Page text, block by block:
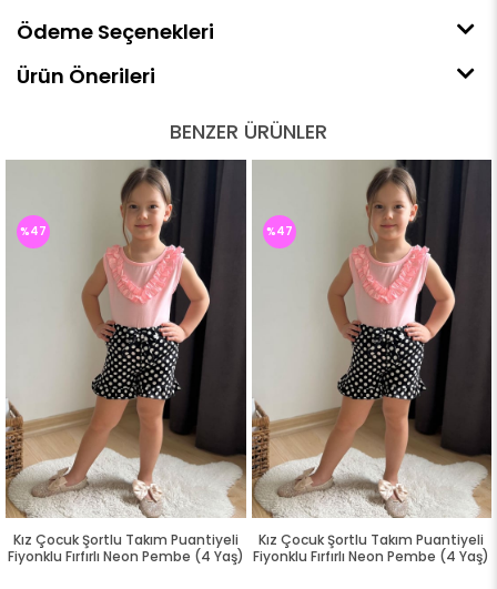
Ödeme Seçenekleri
Ürün Önerileri
BENZER ÜRÜNLER
Kız Çocuk Şortlu Takım Puantiyeli
Fiyonklu Fırfırlı Neon Pembe (4 Yaş)
%47
Kız Çocuk Şortlu Takım Puantiyeli
Fiyonklu Fırfırlı Neon Pembe (4 Yaş)
%47